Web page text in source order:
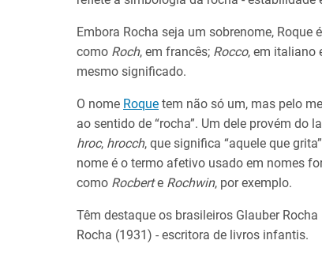
Embora Rocha seja um sobrenome,
como Roch, em francês; Rocco, em italiano
mesmo significado.
O nome Roque tem não só um, mas pelo
ao sentido de “rocha”. Um dele provém do
hroc, hrocch, que significa “aquele que
nome é o termo afetivo usado em nomes
como Rocberte Rochwin, por exemplo.
Têm destaque os brasileiros Glauber
Rocha (1931) - escritora de livros infantis.